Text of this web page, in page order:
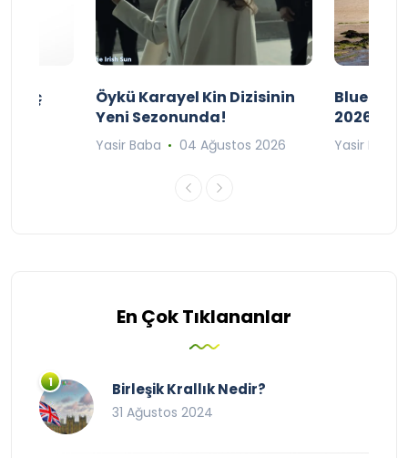
Maç
Öykü Karayel Kin Dizisinin
Yeni Sezonunda!
Yasir Baba 04 Ağustos 2026
Blue
2026
Yasir Baba
En Çok Tıklananlar
Birleşik Krallık Nedir?
31 Ağustos 2024